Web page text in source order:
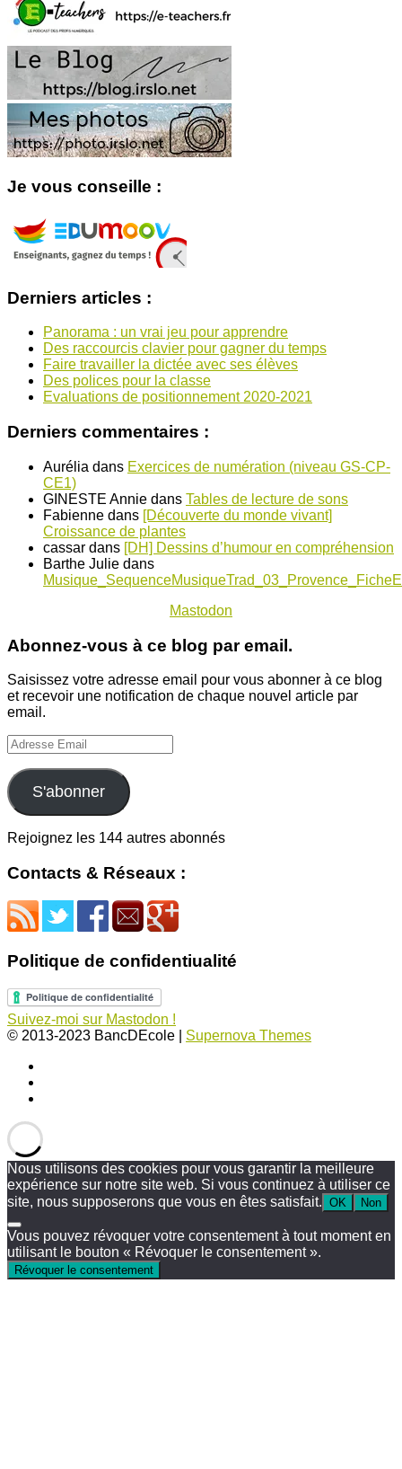
Je vous conseille :
Derniers articles :
Panorama : un vrai jeu pour apprendre
Des raccourcis clavier pour gagner du temps
Faire travailler la dictée avec ses élèves
Des polices pour la classe
Evaluations de positionnement 2020-2021
Derniers commentaires :
Aurélia dans Exercices de numération (niveau GS-CP-
CE1)
GINESTE Annie dans Tables de lecture de sons
Fabienne dans [Découverte du monde vivant]
Croissance de plantes
cassar dans [DH] Dessins d’humour en compréhension
Barthe Julie dans
Mastodon
Abonnez-vous à ce blog par email.
Saisissez votre adresse email pour vous abonner à ce blog
et recevoir une notification de chaque nouvel article par
email.
Adresse
Email
S'abonner
Rejoignez les 144 autres abonnés
Contacts & Réseaux :
Politique de confidentiualité
Suivez-moi sur Mastodon !
© 2013-2023 BancDEcole
Supernova Themes
Nous utilisons des cookies pour vous garantir la meilleure
expérience sur notre site web. Si vous continuez à utiliser ce
site, nous supposerons que vous en êtes satisfait. OK Non
Vous pouvez révoquer votre consentement à tout moment en
utilisant le bouton « Révoquer le consentement ».
Révoquer le consentement